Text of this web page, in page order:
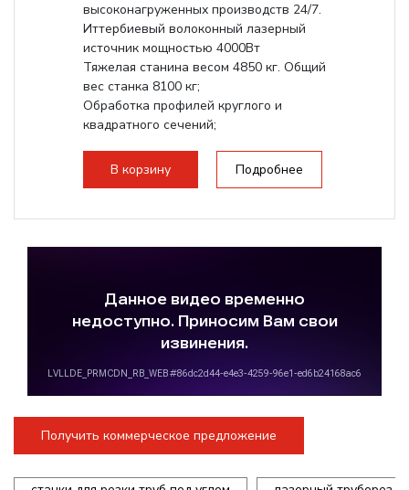
высоконагруженных производств 24/7.
Иттербиевый волоконный лазерный
источник мощностью 4000Вт
Тяжелая станина весом 4850 кг. Общий
вес станка 8100 кг;
Обработка профилей круглого и
квадратного сечений;
В корзину
Подробнее
Получить коммерческое предложение